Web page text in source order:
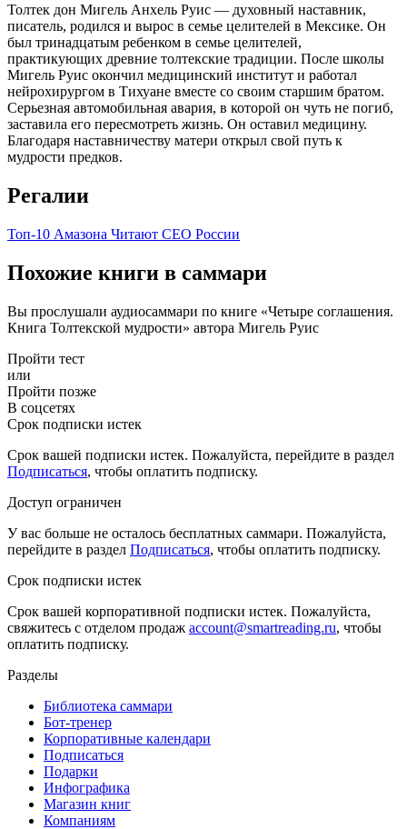
Толтек дон Мигель Анхель Руис — духовный наставник,
писатель, родился и вырос в семье целителей в Мексике. Он
был тринадцатым ребенком в семье целителей,
практикующих древние толтекские традиции. После школы
Мигель Руис окончил медицинский институт и работал
нейрохирургом в Тихуане вместе со своим старшим братом.
Серьезная автомобильная авария, в которой он чуть не погиб,
заставила его пересмотреть жизнь. Он оставил медицину.
Благодаря наставничеству матери открыл свой путь к
мудрости предков.
Регалии
Топ-10 Амазона Читают CEO России
Похожие книги в саммари
Вы прослушали аудиосаммари по книге «Четыре соглашения.
Книга Толтекской мудрости» автора Мигель Руис
Пройти тест
или
Пройти позже
В соцсетях
Срок подписки истек
Срок вашей подписки истек. Пожалуйста, перейдите в раздел
Подписаться, чтобы оплатить подписку.
Доступ ограничен
У вас больше не осталось бесплатных саммари. Пожалуйста,
перейдите в раздел Подписаться, чтобы оплатить подписку.
Срок подписки истек
Срок вашей корпоративной подписки истек. Пожалуйста,
свяжитесь с отделом продаж account@smartreading.ru, чтобы
оплатить подписку.
Разделы
Библиотека саммари
Бот-тренер
Корпоративные календари
Подписаться
Подарки
Инфографика
Магазин книг
Компаниям